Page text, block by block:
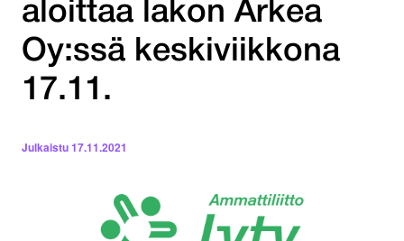
aloittaa lakon Arkea
Oy:ssä keskiviikkona
17.11.
Julkaistu17.11.2021